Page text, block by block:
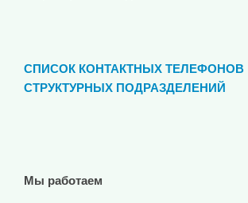
СПИСОК КОНТАКТНЫХ ТЕЛЕФОНОВ
СТРУКТУРНЫХ ПОДРАЗДЕЛЕНИЙ
Мы работаем